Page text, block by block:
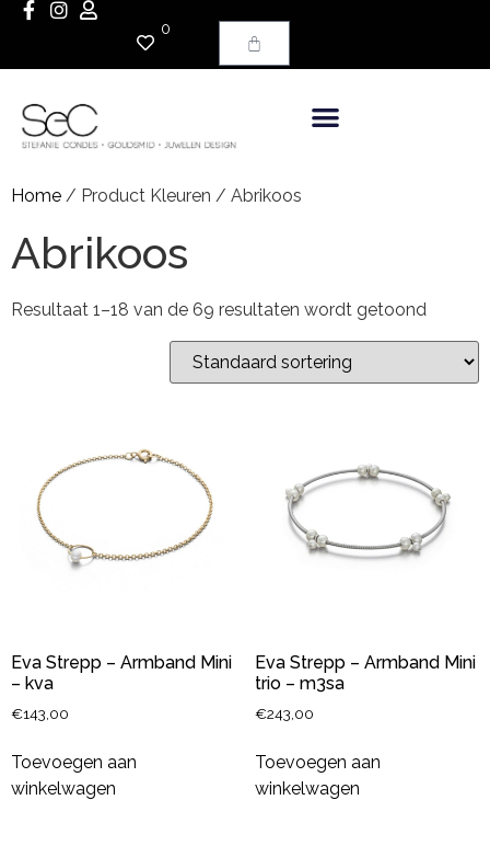
0
Home / Product Kleuren / Abrikoos
Abrikoos
Resultaat 1–18 van de 69 resultaten wordt getoond
Eva Strepp – Armband Mini
– kva
€143,00
Toevoegen aan
winkelwagen
Eva Strepp – Armband Mini
trio – m3sa
€243,00
Toevoegen aan
winkelwagen